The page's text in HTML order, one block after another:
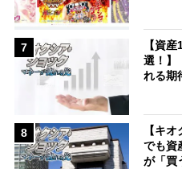
7
【資
選！】
れる期
8
【キ
でも資
が「